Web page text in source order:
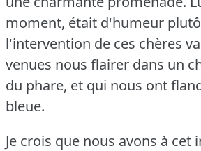
moment, était d'humeur
l'intervention de ces chères
venues nous flairer dans un
du phare, et qui nous ont
bleue.
Je crois que nous avons à cet